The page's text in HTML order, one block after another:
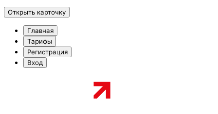
Открыть карточку
Главная
Тарифы
Регистрация
Вход